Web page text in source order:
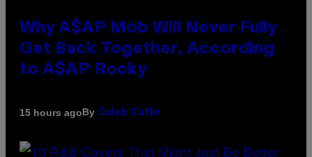
Why A$AP Mob Will Never Fully
Get Back Together, According
to A$AP Rocky
15 hours agoBy Caleb Catlin